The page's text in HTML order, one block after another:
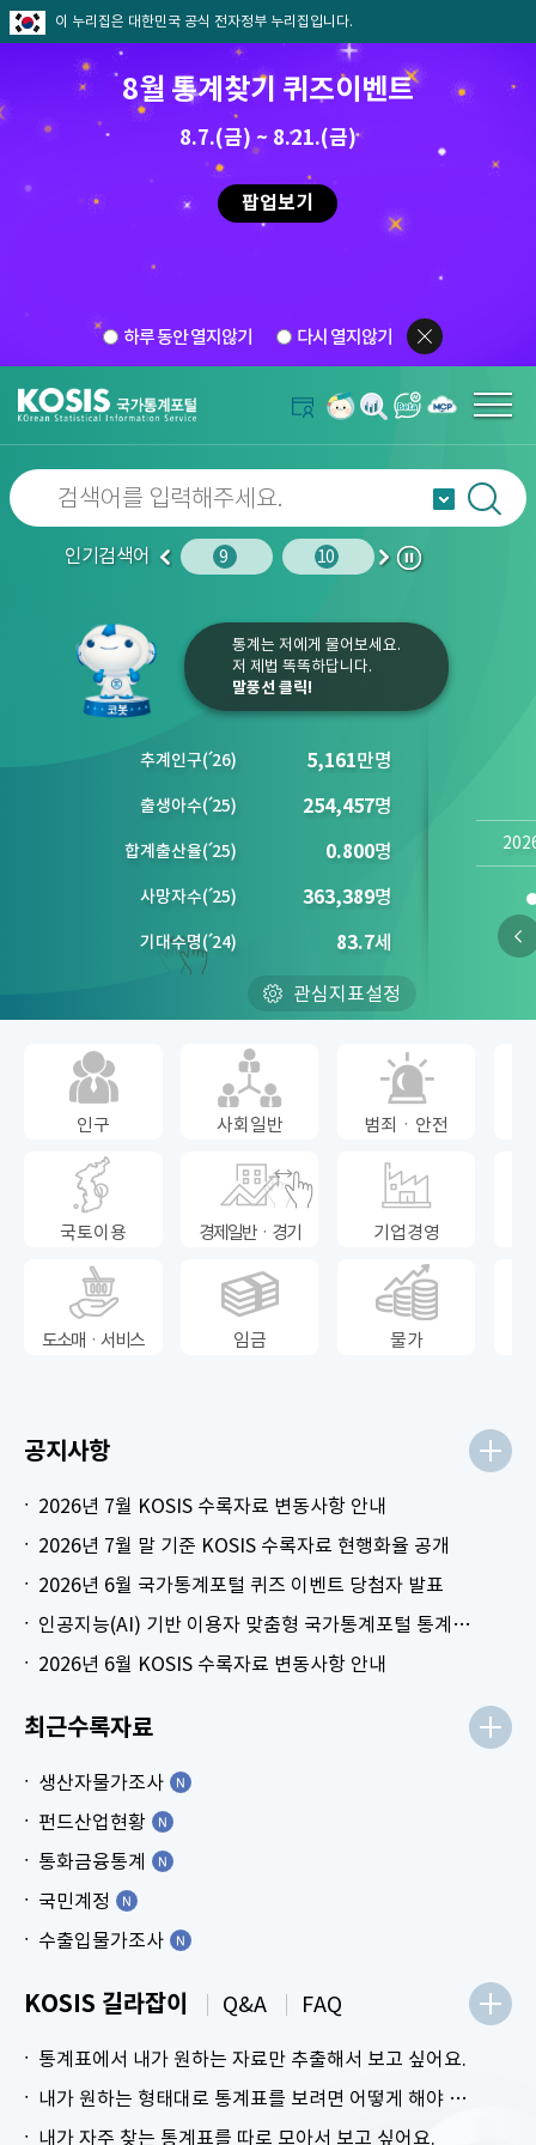
이 누리집은 대한민국 공식 전자정부 누리집입니다.
8월 통계찾기 퀴즈이벤트
8.7.(금) ~ 8.21.(금)
팝업보기
하루 동안 열지않기 다시 열지않기
인기검색어
이
10 임금 9 10 1
다
정
통계는 저에게 물어보세요.
저 제법 똑똑하답니다.
말풍선 클릭!
추계인구(´26) 5,161만명
출생아수(´25) 254,457명
합계출산율(´25) 0.800명
사망자수(´25) 363,389명
기대수명(´24) 83.7세
관심지표설정
인구 사회일반 범죄ㆍ안전
국토이용 경제일반ㆍ경기 기업경영
도소매ㆍ서비스 임금 물가
공지사항
2026년 7월 KOSIS 수록자료 변동사항 안내
2026년 7월 말 기준 KOSIS 수록자료 현행화율 공개
2026년 6월 국가통계포털 퀴즈 이벤트 당첨자 발표
인공지능(AI) 기반 이용자 맞춤형 국가통계포털 통계표 생성 시범 서비스 안내
2026년 6월 KOSIS 수록자료 변동사항 안내
최근수록자료
생산자물가조사
펀드산업현황
통화금융통계
국민계정
수출입물가조사
KOSIS 길라잡이
통계표에서 내가 원하는 자료만 추출해서 보고 싶어요.
내가 원하는 형태대로 통계표를 보려면 어떻게 해야 하나요?
내가 자주 찾는 통계표를 따로 모아서 보고 싶어요.
Q&A FAQ